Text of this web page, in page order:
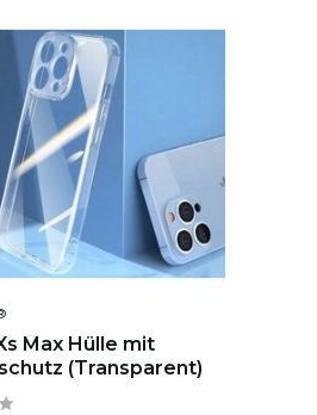
Max Hülle mit
(Transparent)